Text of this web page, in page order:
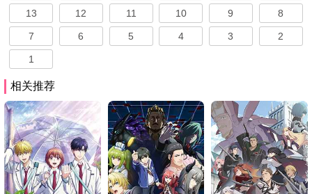
13 12 11 10 9 8
7 6 5 4 3 2
1
相关推荐